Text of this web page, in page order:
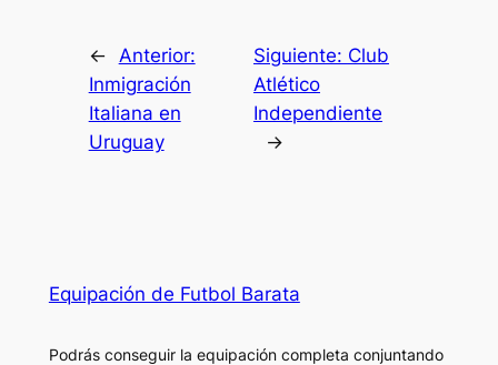
←
Anterior:
Inmigración
Italiana en
Uruguay
Siguiente: Club
Atlético
Independiente
→
Equipación de Futbol Barata
Podrás conseguir la equipación completa conjuntando